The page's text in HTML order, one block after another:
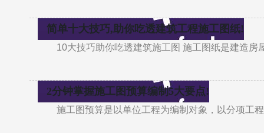
简单十大技巧,助你吃透建筑工程施工图纸!
10大技巧助你吃透建筑施工图 施工图纸是建造
2分钟掌握施工图预算编制5大要点!
施工图预算是以单位工程为编制对象，以分项工